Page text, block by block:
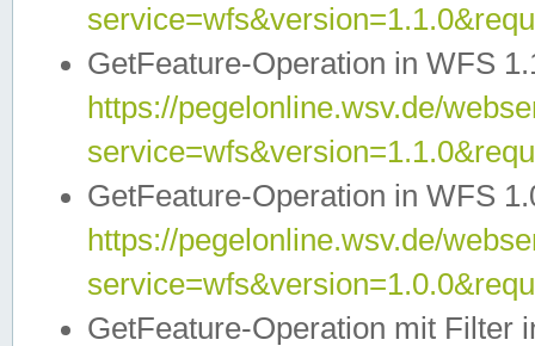
GetFeature-Operation in WFS
https://pegelonline.wsv.de/
GetFeature-Operation in WFS
https://pegelonline.wsv.de/
GetFeature-Operation mit Filter